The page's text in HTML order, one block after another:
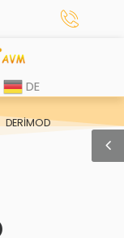
DE
DERİMOD